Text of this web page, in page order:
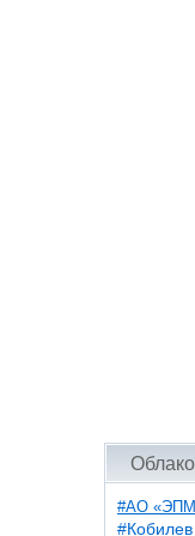
#АО
#Кобилев